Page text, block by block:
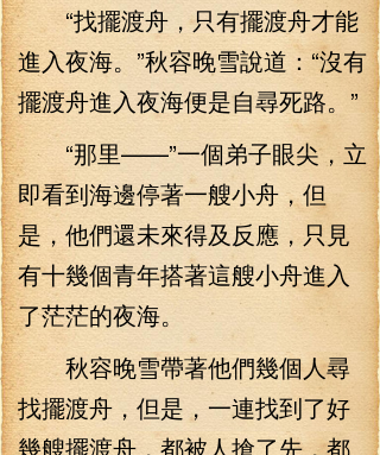
“找擺渡舟，只有擺渡舟才能
進入夜海。”秋容晚雪說道：“沒有
擺渡舟進入夜海便是自尋死路。”
“那里——”一個弟子眼尖，立
即看到海邊停著一艘小舟，但
是，他們還未來得及反應，只見
有十幾個青年搭著這艘小舟進入
了茫茫的夜海。
秋容晚雪帶著他們幾個人尋
找擺渡舟，但是，一連找到了好
幾艘擺渡舟，都被人搶了先，都